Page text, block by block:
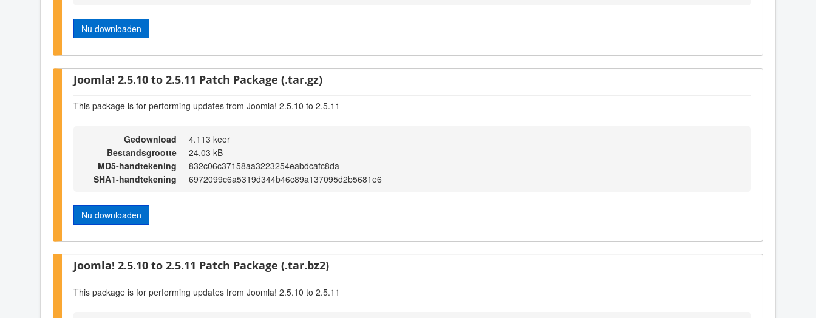
Nu downloaden
Joomla! 2.5.10 to 2.5.11 Patch Package (.tar.gz)
This package is for performing updates from Joomla! 2.5.10 to 2.5.11
Gedownload
4.113 keer
Bestandsgrootte
24,03 kB
MD5-handtekening
832c06c37158aa3223254eabdcafc8da
SHA1-handtekening
6972099c6a5319d344b46c89a137095d2b5681e6
Nu downloaden
Joomla! 2.5.10 to 2.5.11 Patch Package (.tar.bz2)
This package is for performing updates from Joomla! 2.5.10 to 2.5.11